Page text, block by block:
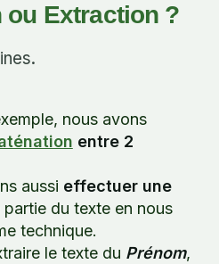
ou Extraction ?
nous avons
entre 2
aussi effectuer une
du texte en nous
technique.
le texte du Prénom,